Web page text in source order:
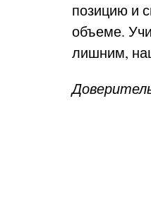
позицию и
объеме.
лишним,